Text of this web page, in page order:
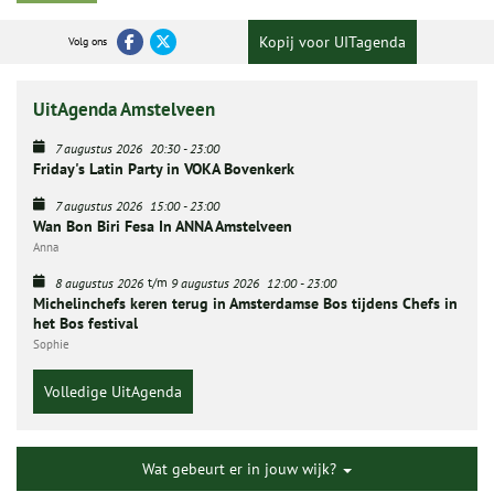
Volg ons Kopij voor UITagenda
UitAgenda Amstelveen
7 augustus 2026 20:30-23:00
Friday's Latin Party in VOKA Bovenkerk
7 augustus 2026 15:00-23:00
Wan Bon Biri Fesa In ANNA Amstelveen
Anna
8 augustus 2026 t/m 9 augustus 2026 12:00-23:00
Michelinchefs keren terug in Amsterdamse Bos tijdens Chefs in
het Bos festival
Sophie
Volledige UitAgenda
Wat gebeurt er in jouw wijk?